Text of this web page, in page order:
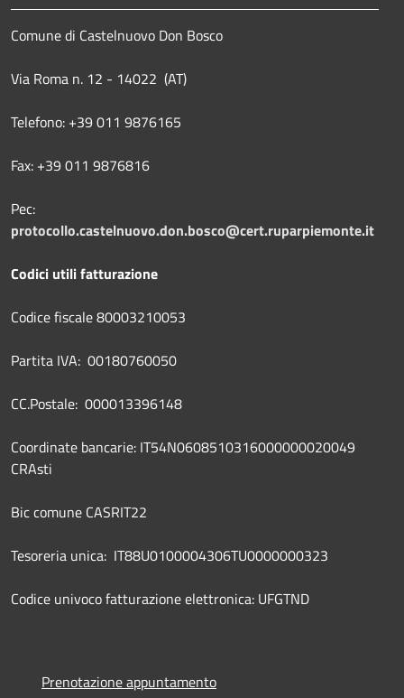
Comune di Castelnuovo Don Bosco
Via Roma n. 12 - 14022 (AT)
Telefono: +39 011 9876165
Fax: +39 011 9876816
Pec:
protocollo.castelnuovo.don.bosco@cert.ruparpiemonte.it
Codici utili fatturazione
Codice fiscale 80003210053
Partita IVA: 00180760050
CC.Postale: 000013396148
Coordinate bancarie: IT54N0608510316000000020049
CRAsti
Bic comune CASRIT22
Tesoreria unica: IT88U0100004306TU0000000323
Codice univoco fatturazione elettronica: UFGTND
Prenotazione appuntamento